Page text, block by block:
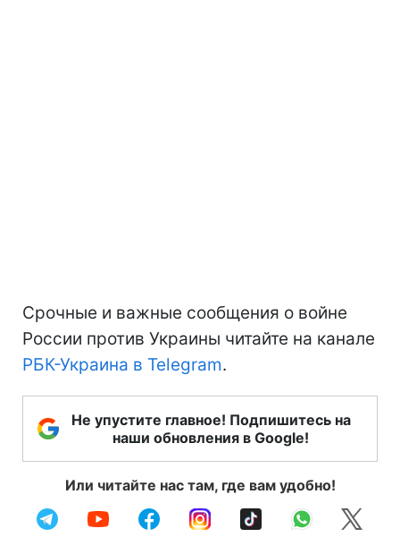
Срочные и важные сообщения о войне
России против Украины читайте на канале
РБК-Украина в Telegram.
Не упустите главное! Подпишитесь на
наши обновления в Google!
Или читайте нас там, где вам удобно!